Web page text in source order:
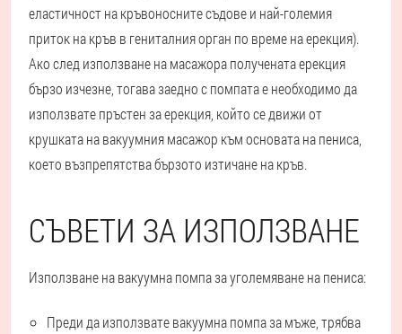
еластичност на кръвоносните съдове и най-големия
приток на кръв в гениталния орган по време на ерекция).
Ако след използване на масажора получената ерекция
бързо изчезне, тогава заедно с помпата е необходимо да
използвате пръстен за ерекция, който се движи от
крушката на вакуумния масажор към основата на пениса,
което възпрепятства бързото изтичане на кръв.
СЪВЕТИ ЗА ИЗПОЛЗВАНЕ
Използване на вакуумна помпа за уголемяване на пениса:
Преди да използвате вакуумна помпа за мъже, трябва